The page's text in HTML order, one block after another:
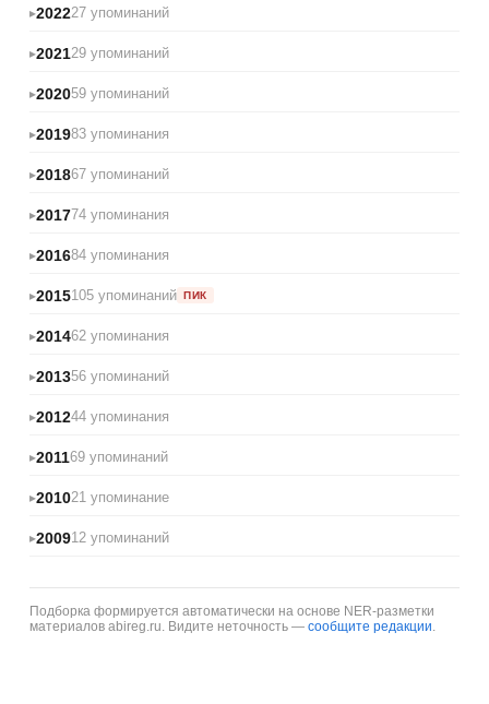
202227 упоминаний
202129 упоминаний
202059 упоминаний
201983 упоминания
201867 упоминаний
201774 упоминания
201684 упоминания
2015105 упоминаний ПИК
201462 упоминания
201356 упоминаний
201244 упоминания
201169 упоминаний
201021 упоминание
200912 упоминаний
Подборка формируется автоматически на основе NER-разметки
материалов abireg.ru. Видите неточность — сообщите редакции